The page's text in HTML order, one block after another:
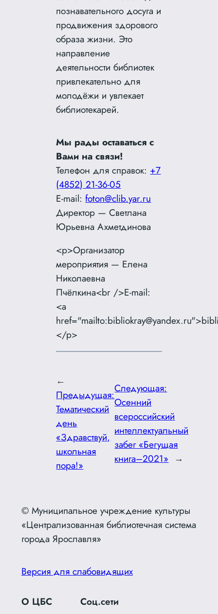
познавательного досуга и
продвижения здорового
образа жизни. Это
направление
деятельности библиотек
привлекательно для
молодёжи и увлекает
библиотекарей.
Мы рады оставаться с
Вами на связи!
Телефон для справок: +7
(4852) 21-36-05
E-mail:foton@clib.yar.ru
Директор — Светлана
Юрьевна Ахметдинова
<p>Организатор
мероприятия — Елена
Николаевна
Пчёлкина<br />E-mail:
<a
</p>
←
Предыдущая:
Тематический
день
«Здравствуй,
школьная
пора!»
Следующая:
Осенний
всероссийский
интеллектуальный
забег «Бегущая
книга–2021» →
© Муниципальное учреждение культуры
«Централизованная библиотечная система
города Ярославля»
Версия для слабовидящих
О ЦБС Соц.сети